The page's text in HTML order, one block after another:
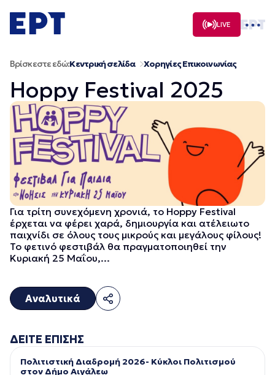
σε
περιεχόμενο
LIVE
Βρίσκεστε εδώ:Κεντρική σελίδα Χορηγίες Επικοινωνίας
Hoppy Festival 2025
Για τρίτη συνεχόμενη χρονιά, το Hoppy Festival
έρχεται να φέρει χαρά, δημιουργία και ατέλειωτο
παιχνίδι σε όλους τους μικρούς και μεγάλους φίλους!
Το φετινό φεστιβάλ θα πραγματοποιηθεί την
Κυριακή 25 Μαΐου,...
Αναλυτικά
ΔΕΙΤΕ ΕΠΙΣΗΣ
Πολιτιστική Διαδρομή 2026- Κύκλοι Πολιτισμού
στον Δήμο Αιγάλεω